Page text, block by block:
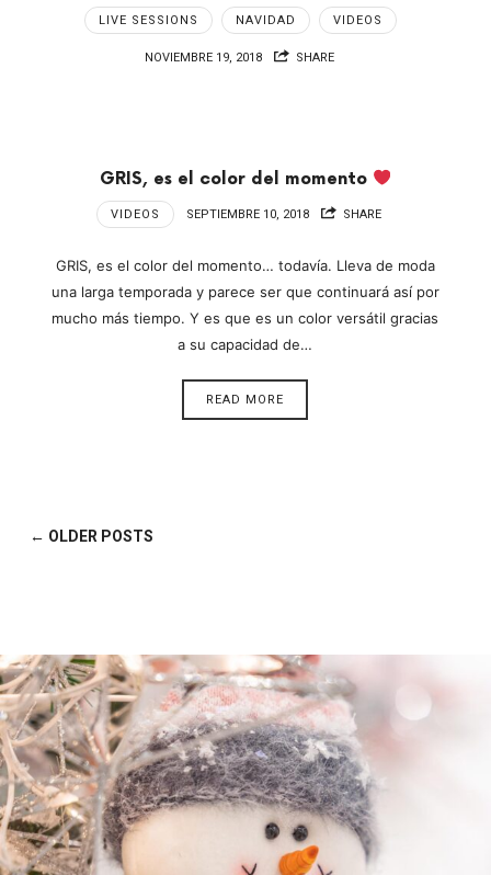
LIVE SESSIONS NAVIDAD VIDEOS
NOVIEMBRE 19, 2018 SHARE
GRIS, es el color del momento
VIDEOS SEPTIEMBRE 10, 2018 SHARE
GRIS, es el color del momento… todavía. Lleva de moda
una larga temporada y parece ser que continuará así por
mucho más tiempo. Y es que es un color versátil gracias
a su capacidad de…
READ MORE
← OLDER POSTS